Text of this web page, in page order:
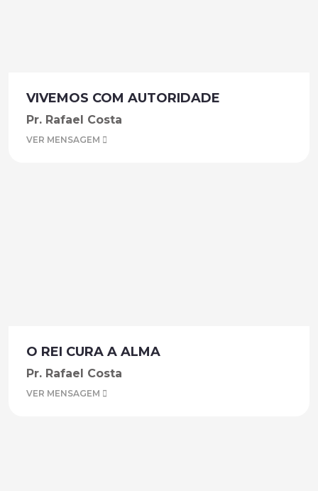
VIVEMOS COM AUTORIDADE
Pr. Rafael Costa
VER MENSAGEM
O REI CURA A ALMA
Pr. Rafael Costa
VER MENSAGEM